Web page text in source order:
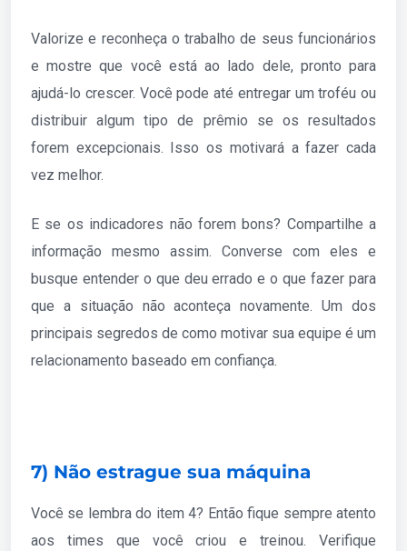
Valorize e reconheça o trabalho de seus funcionários
e mostre que você está ao lado dele, pronto para
ajudá-lo crescer. Você pode até entregar um troféu ou
distribuir algum tipo de prêmio se os resultados
forem excepcionais. Isso os motivará a fazer cada
vez melhor.
E se os indicadores não forem bons? Compartilhe a
informação mesmo assim. Converse com eles e
busque entender o que deu errado e o que fazer para
que a situação não aconteça novamente. Um dos
principais segredos de como motivar sua equipe é um
relacionamento baseado em confiança.
7) Não estrague sua máquina
Você se lembra do item 4? Então fique sempre atento
aos times que você criou e treinou. Verifique